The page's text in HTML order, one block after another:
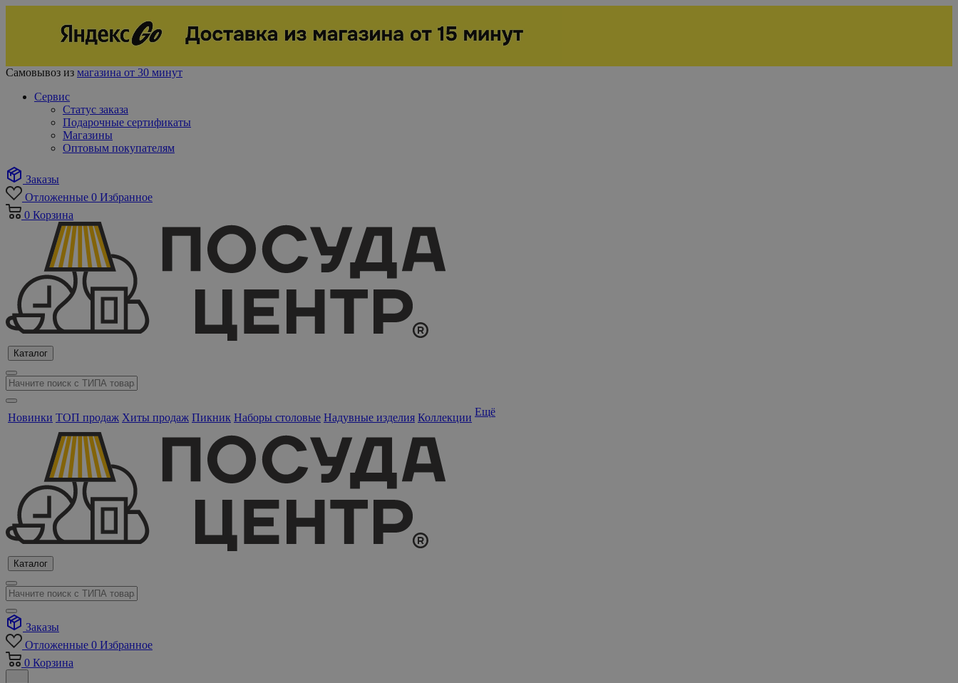
Самовывоз из магазина от 30 минут
Сервис
Статус заказа
Подарочные сертификаты
Магазины
Оптовым покупателям
Заказы
Отложенные 0 Избранное
0 Корзина
Каталог
Новинки ТОП продаж Хиты продаж Пикник Наборы столовые Надувные изделия Коллекции Ещё
Каталог
Заказы
Отложенные 0 Избранное
0 Корзина